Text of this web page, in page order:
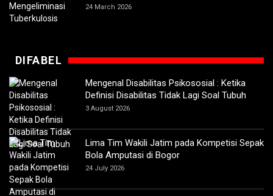
24 March 2026
DIFABEL
Mengenal Disabilitas Psikososial : Ketika
Definisi Disabilitas Tidak Lagi Soal Tubuh
3 August 2026
Lima Tim Wakili Jatim pada Kompetisi Sepak
Bola Amputasi di Bogor
24 July 2026